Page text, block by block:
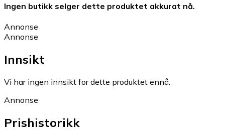
Ingen butikk selger dette produktet akkurat nå.
Annonse
Annonse
Innsikt
Vi har ingen innsikt for dette produktet ennå.
Annonse
Prishistorikk